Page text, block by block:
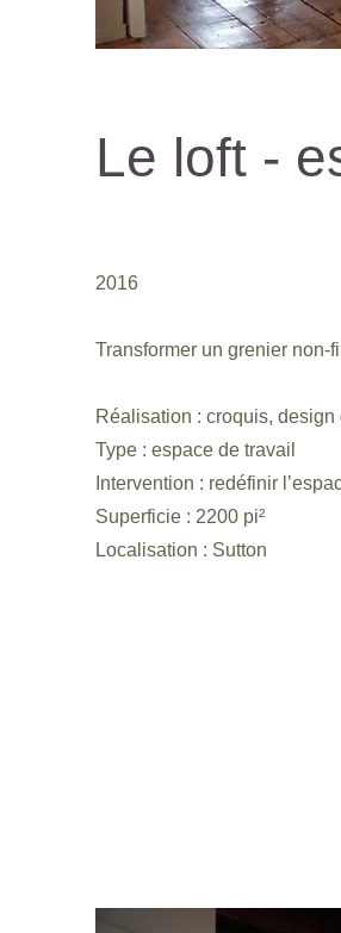
Le loft -
2016
Transformer un grenier non-
Réalisation : croquis,
Type : espace de travail
Intervention : redéfinir
Superficie : 2200 pi²
Localisation : Sutton